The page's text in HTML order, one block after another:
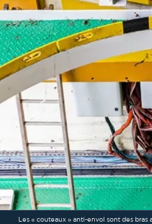
Légende
Les « couteaux » anti-envol sont des